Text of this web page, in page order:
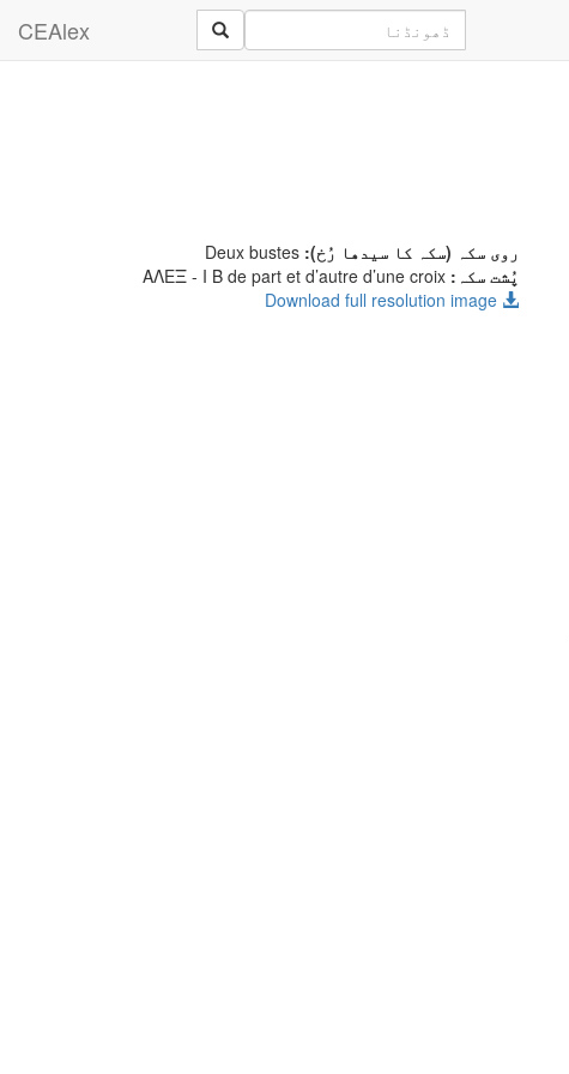
CEAlex
روی سکہ (سکہ کا سیدھا رُخ): Deux bustes
پُشت سکہ:
ΑΛΕΞ - I B de part et d’autre d’une croix